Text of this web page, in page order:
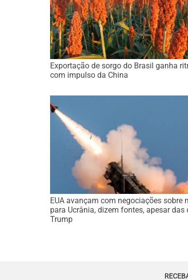
Exportação de sorgo do Brasil ganha
com impulso da China
EUA avançam com negociações sobre
para Ucrânia, dizem fontes, apesar das
Trump